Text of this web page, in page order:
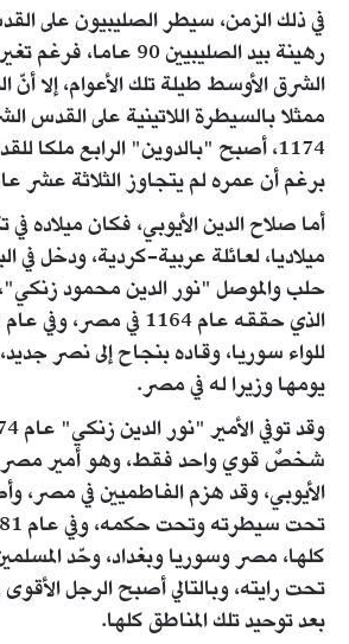
في ذلك الزمن، سيطر الصليبيون على
رهينة بيد الصليبيين 90
الشرق الأوسط طيلة تلك الأعوام، إلا أنّ
ممثلا بالسيطرة اللاتينية على القدس
1174، أصبح "بالدوين" الرابع ملكا
برغم أن عمره لم يتجاوز الثلاثة عشر
ميلاديا، لعائلة عربية-كردية، ودخل في
حلب والموصل "نور الدين محمود
للواء سوريا، وقاده بنجاح إلى نصر جديد،
يومها وزيرا له في مصر.
شخصٌ قوي واحد فقط، وهو أمير
الأيوبي، وقد هزم الفاطميين في
كلها، مصر وسوريا وبغداد، وحّد
تحت رايته، وبالتالي أصبح الرجل
بعد توحيد تلك المناطق كلها.